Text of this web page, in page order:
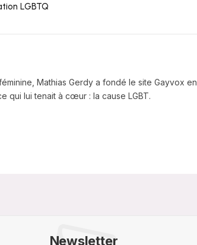
LGBTQ
Mathias Gerdy a fondé le site Gayvox en
qui lui tenait à cœur : la cause LGBT.
Newsletter